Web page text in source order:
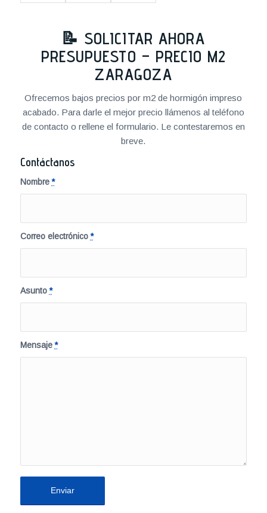
📝 SOLICITAR AHORA
PRESUPUESTO – PRECIO M2
ZARAGOZA
Ofrecemos bajos precios por m2 de hormigón impreso
acabado. Para darle el mejor precio llámenos al teléfono
de contacto o rellene el formulario. Le contestaremos en
breve.
Contáctanos
Nombre*
Correo electrónico*
Asunto*
Mensaje*